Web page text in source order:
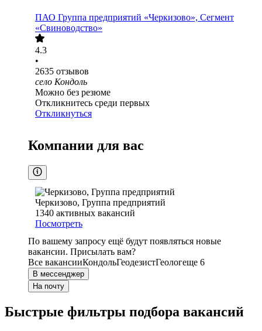
ПАО Группа предприятий «Черкизово», Сегмент
«Свиноводство»
4.3
•
2635 отзывов
село Кондоль
Можно без резюме
Откликнитесь среди первых
Откликнуться
Компании для вас
Черкизово, Группа предприятий
1340 активных вакансий
Посмотреть
По вашему запросу ещё будут появляться новые
вакансии. Присылать вам?
Все вакансииКондольГеодезистГеологеще 6
В мессенджер
На почту
Быстрые фильтры подбора вакансий